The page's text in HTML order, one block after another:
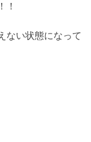
！
ない状態になって